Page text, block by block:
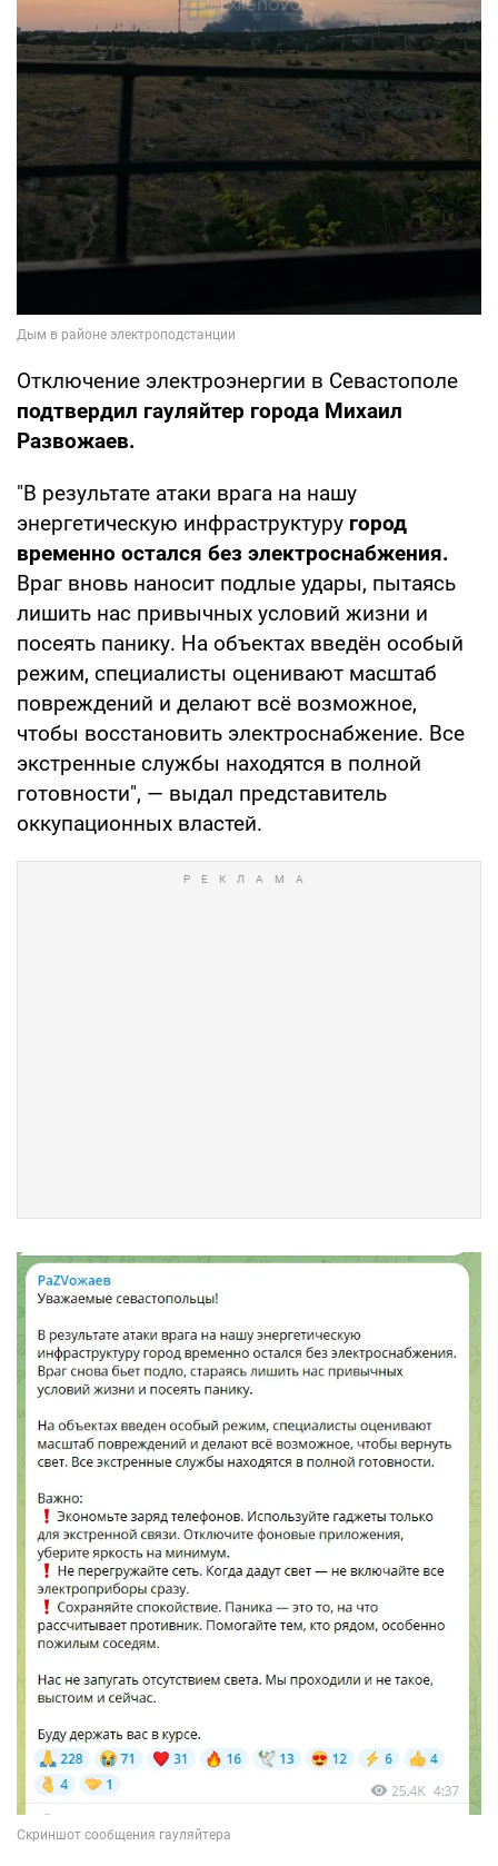
Отключение электроэнергии в Севастополе
подтвердил гауляйтер города Михаил
Развожаев.
"В результате атаки врага на нашу
энергетическую инфраструктуру город
временно остался без электроснабжения.
Враг вновь наносит подлые удары, пытаясь
лишить нас привычных условий жизни и
посеять панику. На объектах введён особый
режим, специалисты оценивают масштаб
повреждений и делают всё возможное,
чтобы восстановить электроснабжение. Все
экстренные службы находятся в полной
готовности", — выдал представитель
оккупационных властей.